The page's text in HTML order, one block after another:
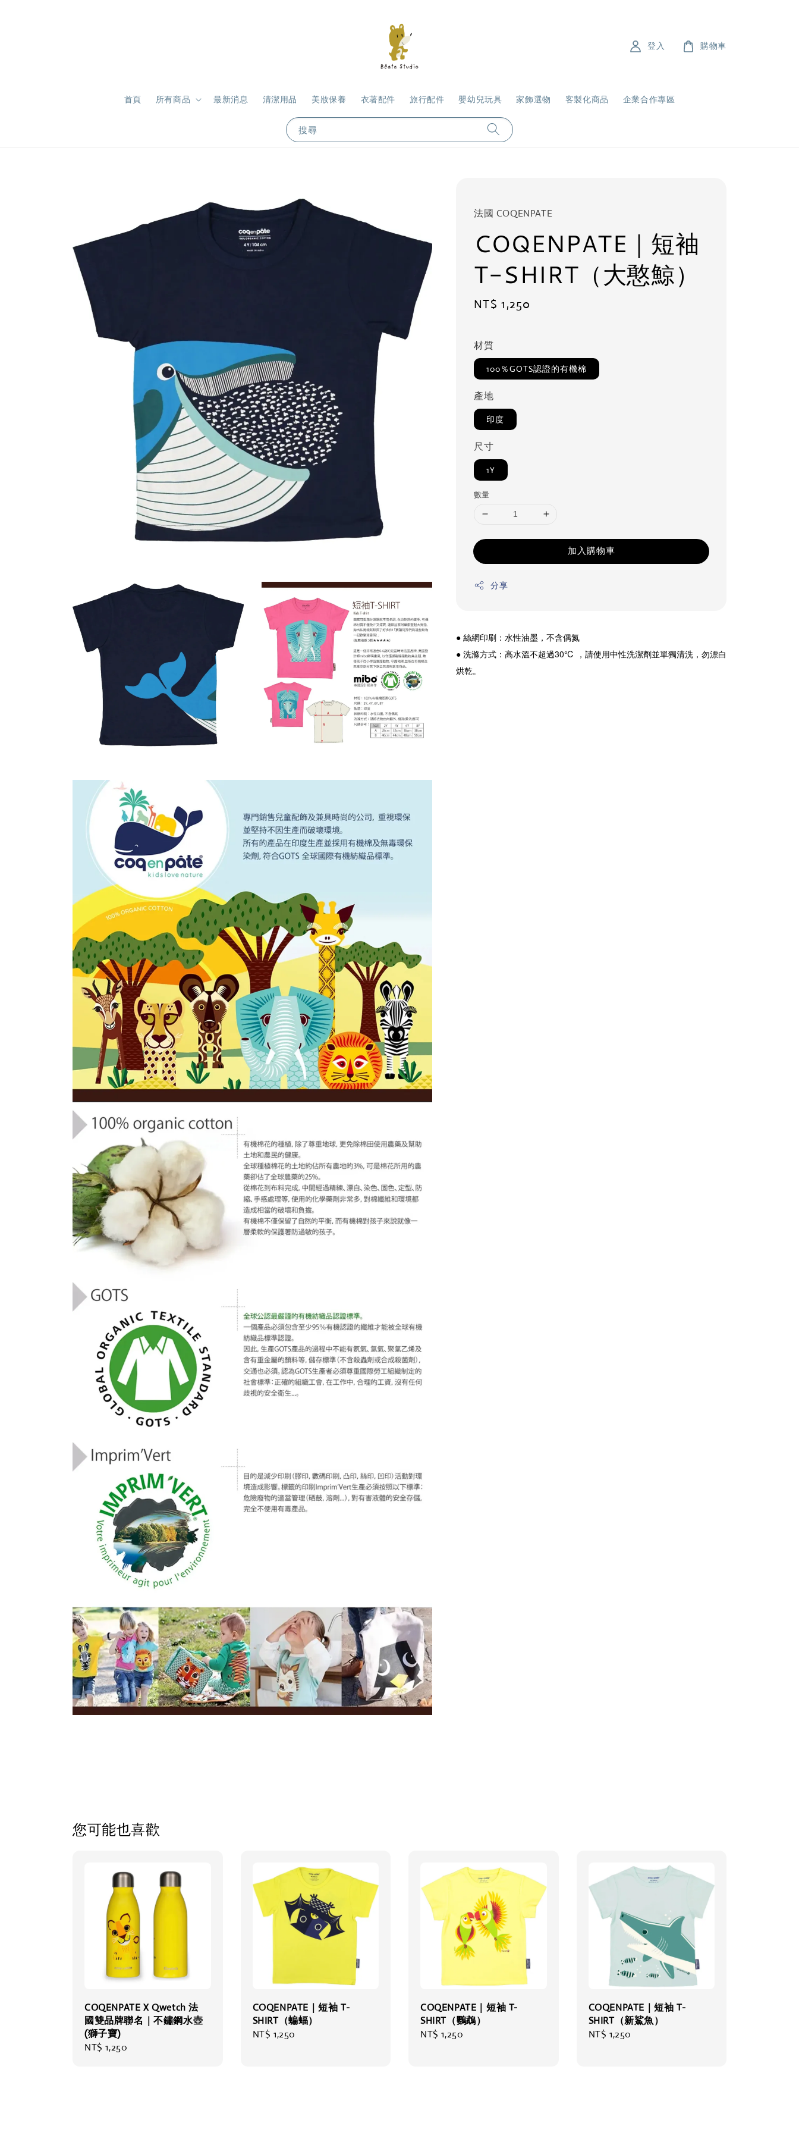
搜尋
首頁 所有商品 最新消息 清潔用品 美妝保養 衣著配件 旅行配件 嬰幼兒玩具 家飾選物 客製化商品 企業合作專區
登入 購物車
法國 COQENPATE
COQENPATE｜短袖
T-SHIRT（大憨鯨）
Regular
NT$ 1,250
材質
100％GOTS認證的有機棉
產地
印度
尺寸
1Y
數量
加入購物車
分享
● 絲網印刷：水性油墨，不含偶氮
● 洗滌方式：高水溫不超過30℃ ，請使用中性洗潔劑並單獨清洗，勿漂白
烘乾。
您可能也喜歡
COQENPATE X Qwetch 法
國雙品牌聯名｜不鏽鋼水壺
(獅子寶)
Regular
NT$ 1,250
COQENPATE｜短袖 T-
SHIRT（蝙蝠）
Regular
NT$ 1,250
COQENPATE｜短袖 T-
SHIRT（鸚鵡）
Regular
NT$ 1,250
COQENPATE｜短袖 T-
SHIRT（新鯊魚）
Regular
NT$ 1,250